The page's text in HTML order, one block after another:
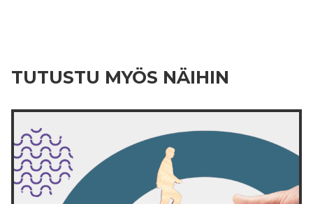
TUTUSTU MYÖS NÄIHIN